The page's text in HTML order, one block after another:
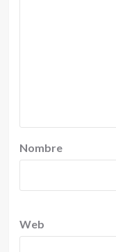
Nombre
Web